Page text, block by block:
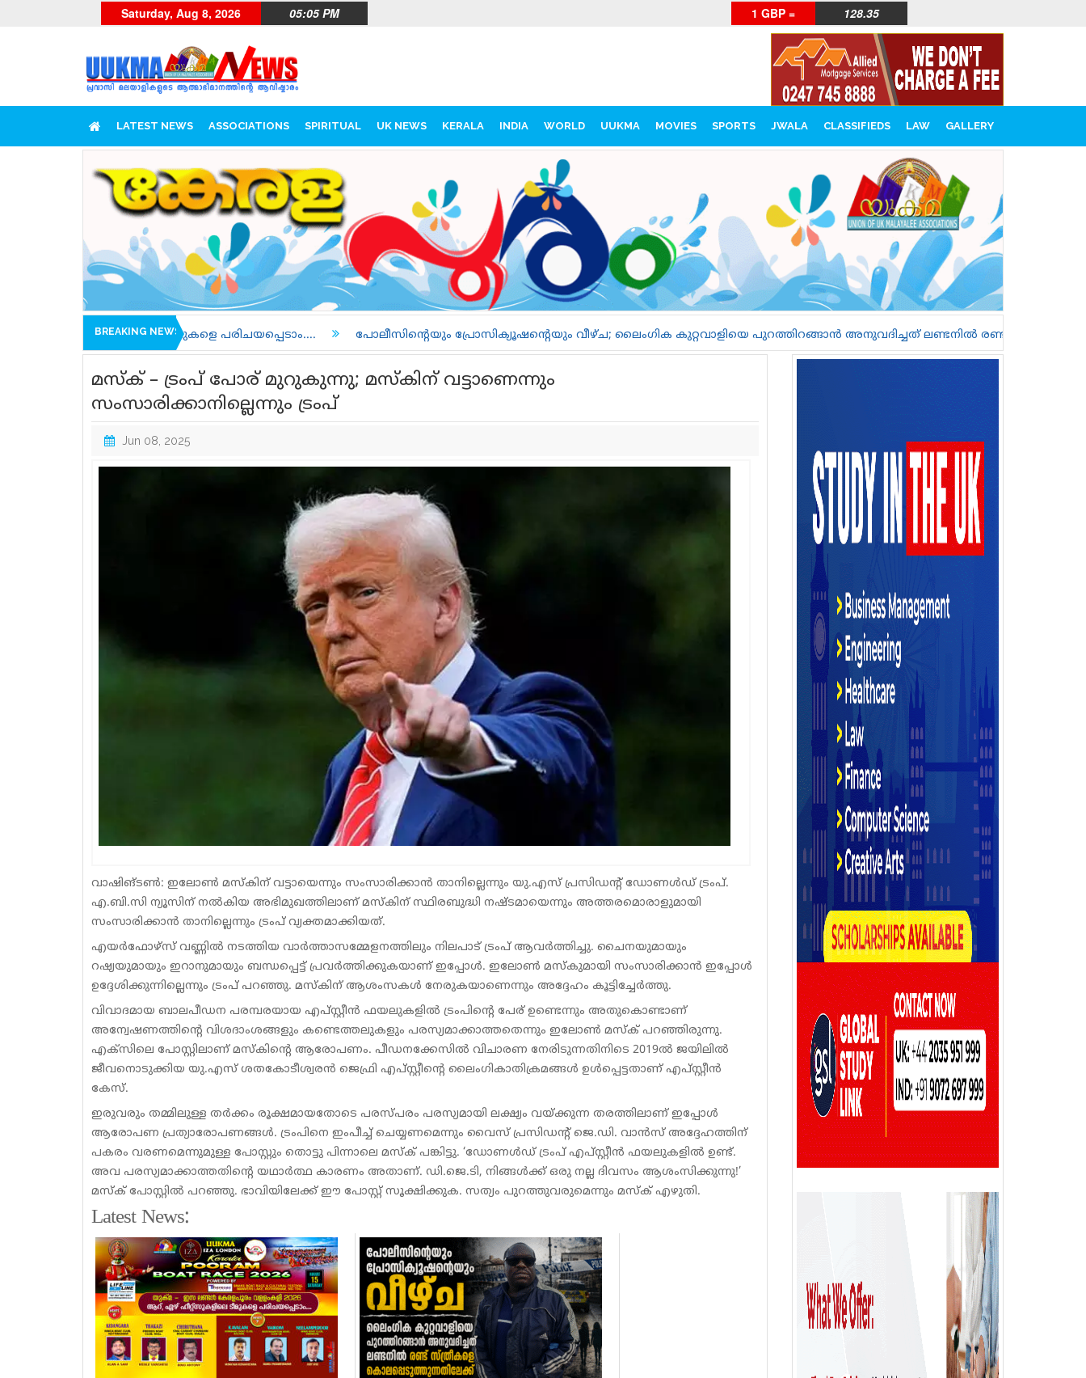
Saturday, Aug 8, 2026 05:05 PM 1 GBP = 128.35
LATEST NEWS ASSOCIATIONS SPIRITUAL UK NEWS KERALA INDIA WORLD UUKMA MOVIES SPORTS JWALA CLASSIFIEDS LAW GALLERY
BREAKING NEWS
പരിചയപ്പെടാം.... പോലീസിന്റെയും പ്രോസിക്യൂഷന്റെയും വീഴ്ച; ലൈംഗിക കുറ്റവാളിയെ പുറത്തിറങ്ങാൻ അനുവദിച്ചത് ലണ്ടനിൽ രണ്ട് സ്ത്രീകളെ കൊലപ്പെടുത്തുന്നതിലേക്ക്
മസ്‌ക് – ട്രംപ് പോര് മുറുകുന്നു; മസ്കിന് വട്ടാണെന്നും
സംസാരിക്കാനില്ലെന്നും ട്രംപ്
Jun 08, 2025
വാഷിങ്ടൺ: ഇലോൺ മസ്കിന് വട്ടായെന്നും സംസാരിക്കാൻ താനില്ലെന്നും യു.എസ് ​പ്രസിഡന്റ് ഡോണൾഡ് ട്രംപ്.
എ.ബി.സി ന്യൂസിന് നൽകിയ അഭിമുഖത്തിലാണ് മസ്കിന് സ്ഥിരബുദ്ധി നഷ്ടമായെന്നും അത്തരമൊരാളുമായി
സംസാരിക്കാൻ താനില്ലെന്നും ട്രംപ് വ്യക്തമാക്കിയത്.
എയർഫോഴ്സ് വണ്ണിൽ നടത്തിയ വാർത്താസമ്മേളനത്തിലും നിലപാട് ട്രംപ് ആവർത്തിച്ചു. ചൈനയുമായും
റഷ്യയുമായും ഇറാനുമായും ബന്ധപ്പെട്ട് പ്രവർത്തിക്കുകയാണ് ഇപ്പോൾ. ഇലോൺ മസ്കുമായി സംസാരിക്കാൻ ഇപ്പോൾ
ഉദ്ദേശിക്കുന്നില്ലെന്നും ട്രംപ് പറഞ്ഞു. മസ്കിന് ആശംസകൾ നേരുകയാണെന്നും അദ്ദേഹം കൂട്ടിച്ചേർത്തു.
വിവാദമായ ബാലപീഡന പരമ്പരയായ എപ്സ്റ്റീൻ ഫയലുകളിൽ ട്രംപിന്റെ പേര് ഉണ്ടെന്നും അതുകൊണ്ടാണ്
അന്വേഷണത്തിന്റെ വിശദാംശങ്ങളും കണ്ടെത്തലുകളും പരസ്യമാക്കാത്തതെന്നും ഇലോൺ മസ്‌ക് പറഞ്ഞിരുന്നു.
എക്സിലെ പോസ്റ്റിലാണ് മസ്കിന്റെ ആരോപണം. പീഡനക്കേസിൽ വിചാരണ നേരിടുന്നതിനിടെ 2019ൽ ജയിലിൽ
ജീവനൊടുക്കിയ യു.എസ് ശതകോടീശ്വരൻ ജെഫ്രി എപ്സ്റ്റീന്റെ ലൈംഗികാതിക്രമങ്ങൾ ഉൾപ്പെട്ടതാണ് എപ്സ്റ്റീൻ
കേസ്.
ഇരുവരും തമ്മിലുള്ള തർക്കം രൂക്ഷമായതോടെ പരസ്പരം പരസ്യമായി ലക്ഷ്യം വയ്ക്കുന്ന തരത്തിലാണ് ഇപ്പോൾ
ആരോപണ പ്രത്യാരോപണങ്ങൾ. ട്രംപിനെ ഇംപീച്ച് ചെയ്യണമെന്നും വൈസ് പ്രസിഡന്റ് ജെ.ഡി. വാൻസ് അദ്ദേഹത്തിന്
പകരം വരണമെന്നുമുള്ള പോസ്റ്റും തൊട്ടു പിന്നാലെ മസ്‌ക് പങ്കിട്ടു. ‘ഡോണൾഡ് ട്രംപ് എപ്സ്റ്റീൻ ഫയലുകളിൽ ഉണ്ട്.
അവ പരസ്യമാക്കാത്തതിന്റെ യഥാർത്ഥ കാരണം അതാണ്. ഡി.ജെ.ടി, നിങ്ങൾക്ക് ഒരു നല്ല ദിവസം ആശംസിക്കുന്നു!’
മസ്ക് പോസ്റ്റിൽ പറഞ്ഞു. ഭാവിയിലേക്ക് ഈ പോസ്റ്റ് സൂക്ഷിക്കുക. സത്യം പുറത്തുവരുമെന്നും മസ്ക് എഴുതി.
Latest News: